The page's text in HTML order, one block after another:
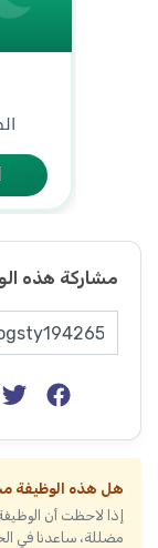
مشاركة هذه
هل هذه الوظيفة
إذا لاحظت أن
مضللة، ساعدنا في